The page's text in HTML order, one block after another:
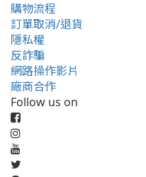
購物流程
訂單取消/退貨
隱私權
反詐騙
網路操作影片
廠商合作
Follow us on